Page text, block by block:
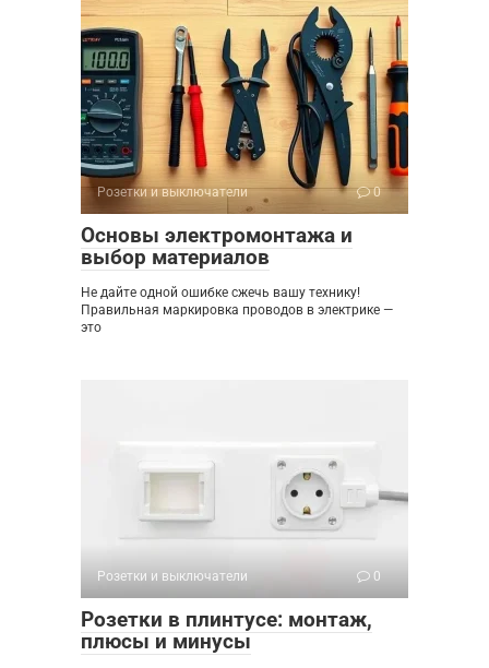
Розетки и выключатели 0
Основы электромонтажа и
выбор материалов
Не дайте одной ошибке сжечь вашу технику!
Правильная маркировка проводов в электрике —
это
Розетки и выключатели 0
Розетки в плинтусе: монтаж,
плюсы и минусы